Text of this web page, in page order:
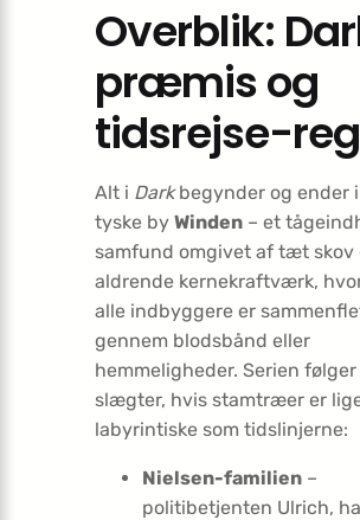
Overblik:
præmis og
tidsrejse-
Alt i Darkbegynder og ender
tyske by Winden – et
samfund omgivet af tæt skov
aldrende kernekraftværk,
alle indbyggere er
gennem blodsbånd eller
hemmeligheder. Serien
slægter, hvis stamtræer er
labyrintiske som tidslinjerne:
Nielsen-familien –
politibetjenten Ulrich,